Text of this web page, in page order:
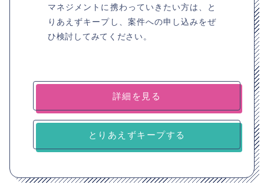
マネジメントに携わっていきたい方は、と
りあえずキープし、案件への申し込みをぜ
ひ検討してみてください。
詳細を見る
とりあえずキープする